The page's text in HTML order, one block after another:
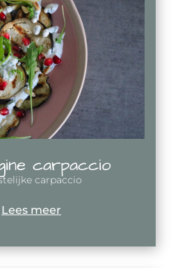
carpaccio
carpaccio
Lees meer